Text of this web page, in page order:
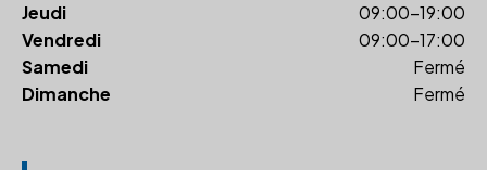
Jeudi
09:00-19:00
Vendredi
09:00-17:00
Samedi
Fermé
Dimanche
Fermé